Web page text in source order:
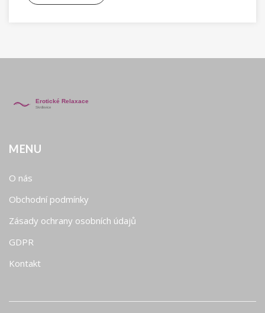
MENU
O nás
Obchodní podmínky
Zásady ochrany osobních údajů
GDPR
Kontakt